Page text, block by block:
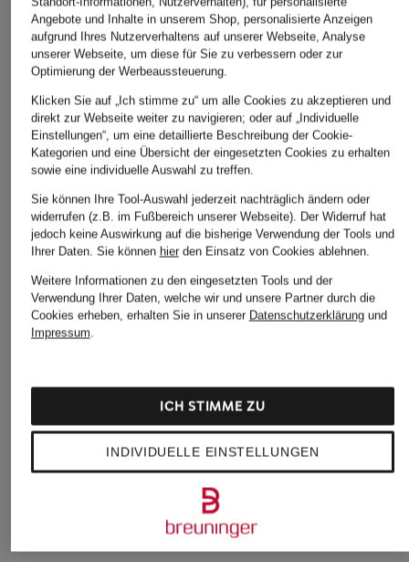
+Aktionsrabatt
ICONS CINZIA
ROCCA
194,99 €
Bestpreis:203,99 €
Marc O'Polo
Teddyfell-Jacke
289,95 €
ba&sh
Overjacket TULLIA
Bestpreis:
162 €
Ursprünglich:270 €
Weitere Kategorien
Bikinis Damen
Cargohosen für Herren
Mäntel für Herren
Pullover für Damen
Pullover für Herren
Angebote und Inhalte in unserem Shop, personalisierte Anzeigen
aufgrund Ihres Nutzerverhaltens auf unserer Webseite, Analyse
unserer Webseite, um diese für Sie zu verbessern oder zur
Optimierung der Werbeaussteuerung.
Klicken Sie auf „Ich stimme zu“ um alle Cookies zu akzeptieren und
direkt zur Webseite weiter zu navigieren; oder auf „Individuelle
Einstellungen“, um eine detaillierte Beschreibung der Cookie-
Kategorien und eine Übersicht der eingesetzten Cookies zu erhalten
sowie eine individuelle Auswahl zu treffen.
Sie können Ihre Tool-Auswahl jederzeit nachträglich ändern oder
widerrufen (z.B. im Fußbereich unserer Webseite). Der Widerruf hat
jedoch keine Auswirkung auf die bisherige Verwendung der Tools und
Ihrer Daten. Sie können hierden Einsatz von Cookies ablehnen.
Weitere Informationen zu den eingesetzten Tools und der
Verwendung Ihrer Daten, welche wir und unsere Partner durch die
Cookies erheben, erhalten Sie in unserer Datenschutzerklärungund
Impressum.
INDIVIDUELLE EINSTELLUNGEN
ICH STIMME ZU